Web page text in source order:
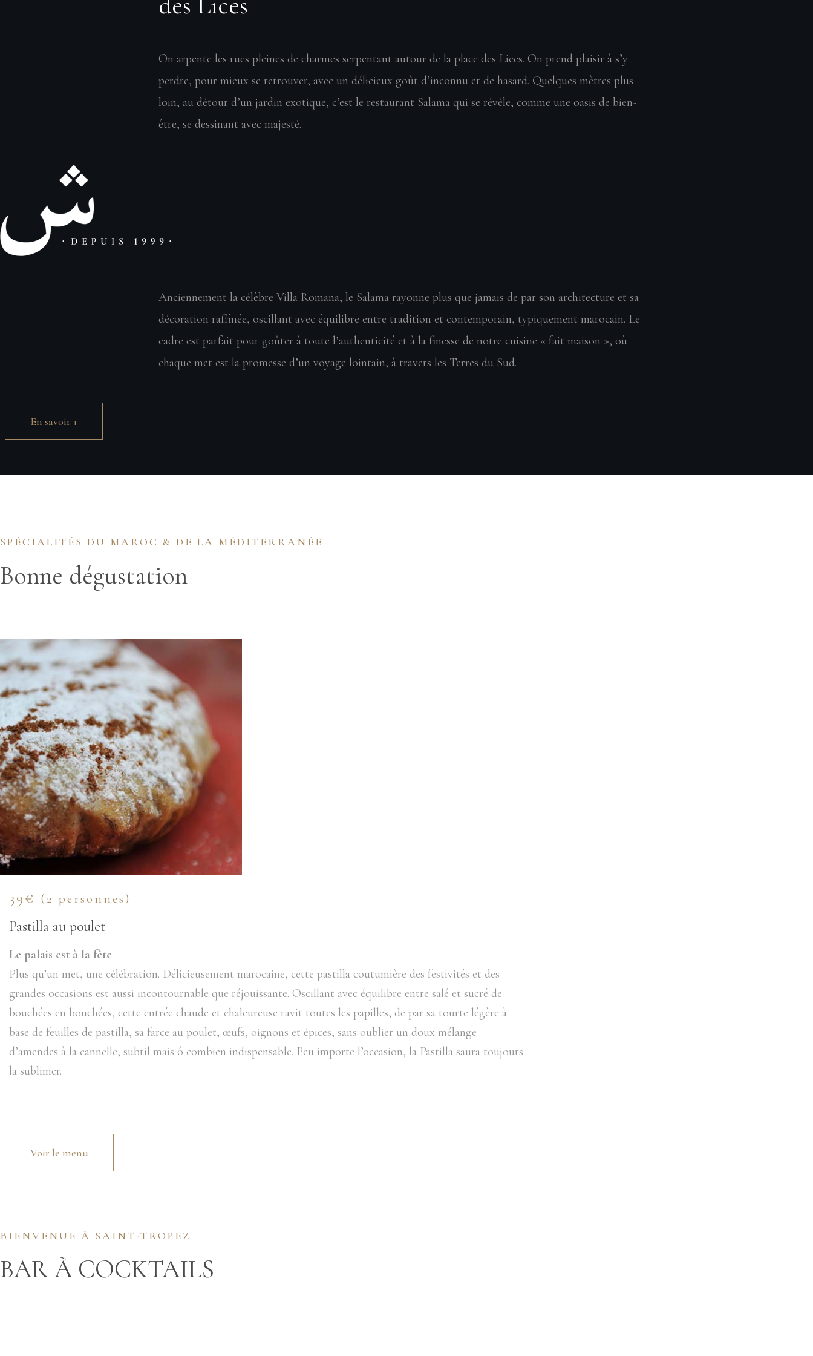
On arpente les rues pleines de charmes serpentant autour de la place des Lices. On prend plaisir à s’y
perdre, pour mieux se retrouver, avec un délicieux goût d’inconnu et de hasard. Quelques mètres plus
loin, au détour d’un jardin exotique, c’est le restaurant Salama qui se révèle, comme une oasis de bien-
être, se dessinant avec majesté.
Anciennement la célèbre Villa Romana, le Salama rayonne plus que jamais de par son architecture et sa
décoration raffinée, oscillant avec équilibre entre tradition et contemporain, typiquement marocain. Le
cadre est parfait pour goûter à toute l’authenticité et à la finesse de notre cuisine « fait maison », où
chaque met est la promesse d’un voyage lointain, à travers les Terres du Sud.
En savoir +
SPÉCIALITÉS DU MAROC & DE LA MÉDITERRANÉE
Bonne dégustation
39€ (2 personnes)
Pastilla au poulet
Le palais est à la fête
Plus qu’un met, une célébration. Délicieusement marocaine, cette pastilla coutumière des festivités et des
grandes occasions est aussi incontournable que réjouissante. Oscillant avec équilibre entre salé et sucré de
bouchées en bouchées, cette entrée chaude et chaleureuse ravit toutes les papilles, de par sa tourte légère à
base de feuilles de pastilla, sa farce au poulet, œufs, oignons et épices, sans oublier un doux mélange
d’amendes à la cannelle, subtil mais ô combien indispensable. Peu importe l’occasion, la Pastilla saura toujours
la sublimer.
Voir le menu
BIENVENUE À SAINT-TROPEZ
BAR À COCKTAILS